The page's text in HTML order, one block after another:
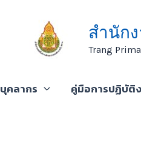
สำนัก
Trang
บุคลากร คู่มือการปฏิบัติ